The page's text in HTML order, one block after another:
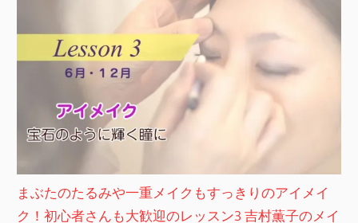
まぶたのたるみや一重メイクもすっきりのアイメイ
ク！初心者さんも大歓迎のレッスン3 吉村薫子のメイ